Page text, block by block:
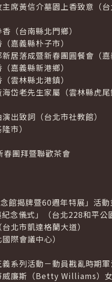
席黃信介墓園上香致意（台
（台南縣北門鄉）
嘉義縣朴子市）
居落成暨新春團圓餐會（嘉
嘉義縣新港鄉）
雲林縣北港鎮）
岱老先生家屬（雲林縣虎尾
出致詞（台北市社教館）
市）
春團拜暨聯歡茶會
館揭牌暨60週年特展」活
念儀式」（台北228和平公
北市凱達格蘭大道）
際會議中心）
系列活動－動員戡亂時期
威廉斯（Betty Williams）